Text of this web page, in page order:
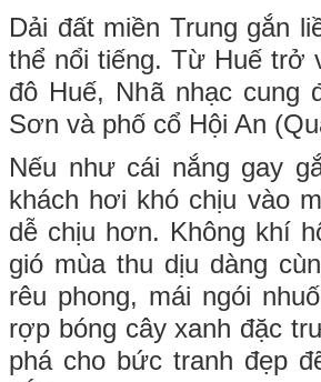
Dải đất miền Trung gắn
thể nổi tiếng. Từ Huế trở
đô Huế, Nhã nhạc cung
Sơn và phố cổ Hội An
Nếu như cái nắng gay
khách hơi khó chịu vào
dễ chịu hơn. Không khí
gió mùa thu dịu dàng
rêu phong, mái ngói
rợp bóng cây xanh đặc
phá cho bức tranh đẹp